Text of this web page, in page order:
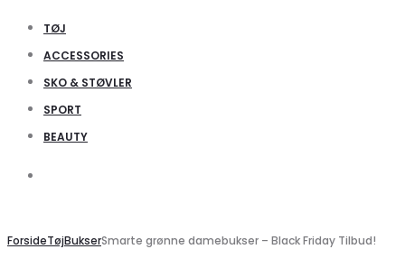
TØJ
ACCESSORIES
SKO & STØVLER
SPORT
BEAUTY
ForsideTøjBukserSmarte grønne damebukser – Black Friday Tilbud!